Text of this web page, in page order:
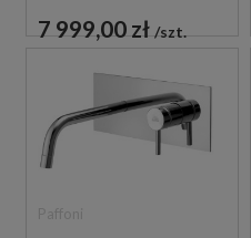
7 999,00 zł szt.